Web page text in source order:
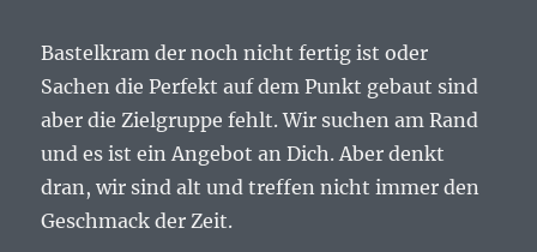
Bastelkram der noch nicht fertig ist oder
Sachen die Perfekt auf dem Punkt gebaut sind
aber die Zielgruppe fehlt. Wir suchen am Rand
und es ist ein Angebot an Dich. Aber denkt
dran, wir sind alt und treffen nicht immer den
Geschmack der Zeit.